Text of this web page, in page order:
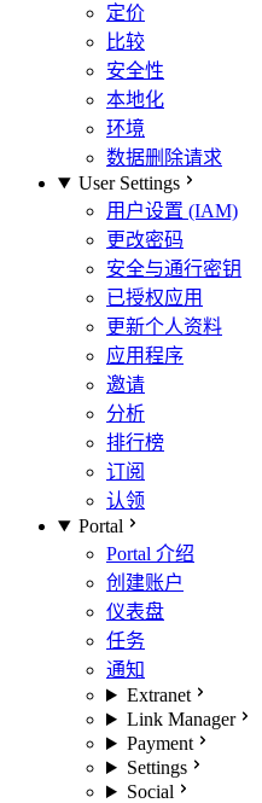
定价
比较
安全性
本地化
环境
数据删除请求
User Settings
用户设置 (IAM)
更改密码
安全与通行密钥
已授权应用
更新个人资料
应用程序
邀请
分析
排行榜
订阅
认领
Portal
Portal 介绍
创建账户
仪表盘
任务
通知
Extranet
Link Manager
Payment
Settings
Social